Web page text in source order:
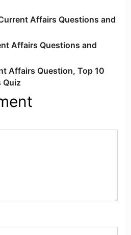
Affairs Questions and
Affairs Questions and
Affairs Question, Top 10
Quiz